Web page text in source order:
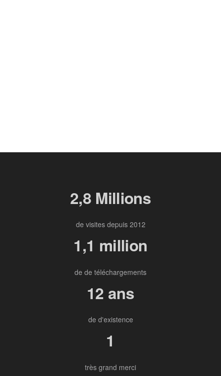
2,8 Millions
de visites depuis 2012
1,1 million
de de téléchargements
12 ans
de d'existence
1
très grand merci